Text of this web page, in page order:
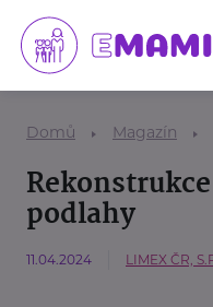
Domů Magazín
podlahy
11.04.2024 LIMEX ČR,